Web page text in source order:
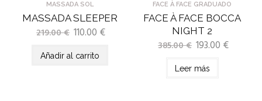
MASSADA SOL
MASSADA SLEEPER
219.00€ 110.00 €
Añadir al carrito
FACE À FACE GRADUADO
FACE À FACE BOCCA
NIGHT 2
385.00€ 193.00 €
Leer más